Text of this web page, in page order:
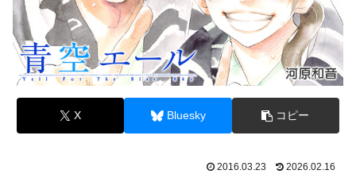
X Bluesky コピー
2016.03.23 2026.02.16